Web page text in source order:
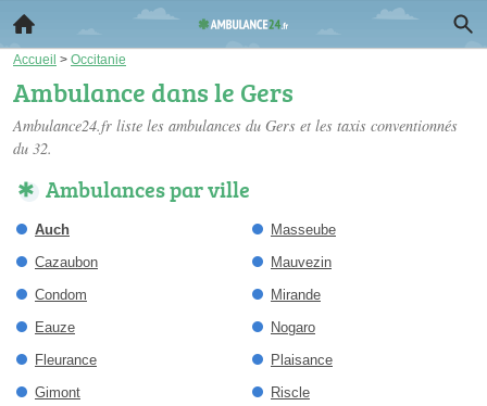
Accueil > Occitanie
Ambulance dans le Gers
Ambulance24.fr liste les ambulances du Gers et les taxis conventionnés
du 32.
Ambulances par ville
Auch
Cazaubon
Condom
Eauze
Fleurance
Gimont
Masseube
Mauvezin
Mirande
Nogaro
Plaisance
Riscle